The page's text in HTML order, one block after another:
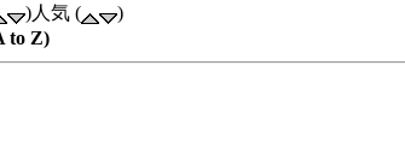
)人気 (
)
to Z)